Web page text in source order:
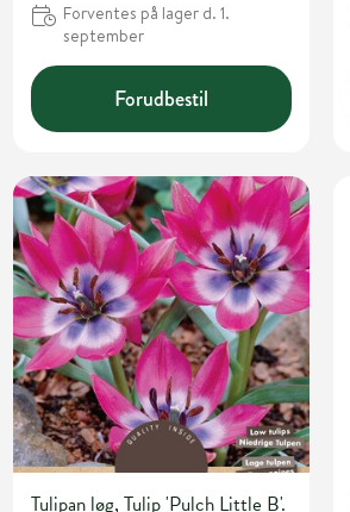
Forventes på lager d. 1.
september
Forudbestil
Tulipan løg, Tulip 'Pulch Little B'.